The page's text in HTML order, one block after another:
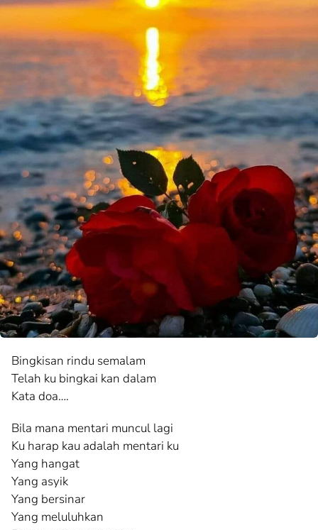
Bingkisan rindu semalam
Telah ku bingkai kan dalam
Kata doa….
Bila mana mentari muncul lagi
Ku harap kau adalah mentari ku
Yang hangat
Yang asyik
Yang bersinar
Yang meluluhkan